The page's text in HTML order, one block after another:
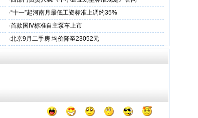
·“十一”起河南月最低工资标准上调约35%
·首款国Ⅳ标准自主泵车上市
·北京9月二手房 均价降至23052元